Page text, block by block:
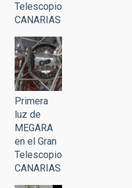
Telescopio
CANARIAS
Primera
luz de
MEGARA
en el Gran
Telescopio
CANARIAS